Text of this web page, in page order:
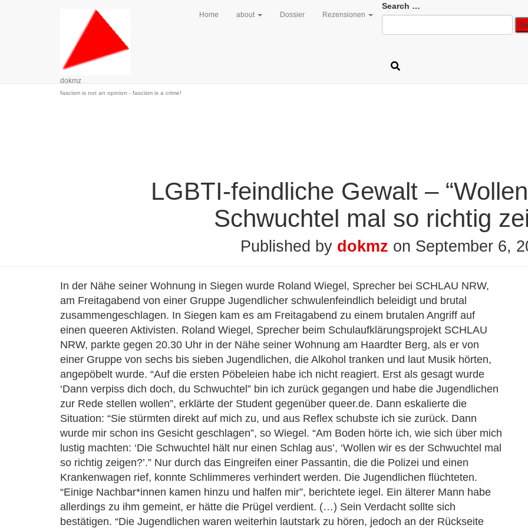
dokmz
fascism is not an opinion - fascism is a crime!
Home about Dossier Rezensionen
Search
for:
Search …
LGBTI-feindliche Gewalt –
Schwuchtel mal so richtig
Published by dokmz on September 6,
In der Nähe seiner Wohnung in Siegen wurde Roland Wiegel, Sprecher bei SCHLAU NRW,
am Freitagabend von einer Gruppe Jugendlicher schwulenfeindlich beleidigt und brutal
zusammengeschlagen. In Siegen kam es am Freitagabend zu einem brutalen Angriff auf
einen queeren Aktivisten. Roland Wiegel, Sprecher beim Schulaufklärungsprojekt SCHLAU
NRW, parkte gegen 20.30 Uhr in der Nähe seiner Wohnung am Haardter Berg, als er von
einer Gruppe von sechs bis sieben Jugendlichen, die Alkohol tranken und laut Musik hörten,
angepöbelt wurde. “Auf die ersten Pöbeleien habe ich nicht reagiert. Erst als gesagt wurde
‘Dann verpiss dich doch, du Schwuchtel” bin ich zurück gegangen und habe die Jugendlichen
zur Rede stellen wollen”, erklärte der Student gegenüber queer.de. Dann eskalierte die
Situation: “Sie stürmten direkt auf mich zu, und aus Reflex schubste ich sie zurück. Dann
wurde mir schon ins Gesicht geschlagen”, so Wiegel. “Am Boden hörte ich, wie sich über mich
lustig machten: ‘Die Schwuchtel hält nur einen Schlag aus’, ‘Wollen wir es der Schwuchtel mal
so richtig zeigen?’.” Nur durch das Eingreifen einer Passantin, die die Polizei und einen
Krankenwagen rief, konnte Schlimmeres verhindert werden. Die Jugendlichen flüchteten.
“Einige Nachbar*innen kamen hinzu und halfen mir”, berichtete iegel. Ein älterer Mann habe
allerdings zu ihm gemeint, er hätte die Prügel verdient. (…) Sein Verdacht sollte sich
bestätigen. “Die Jugendlichen waren weiterhin lautstark zu hören, jedoch an der Rückseite